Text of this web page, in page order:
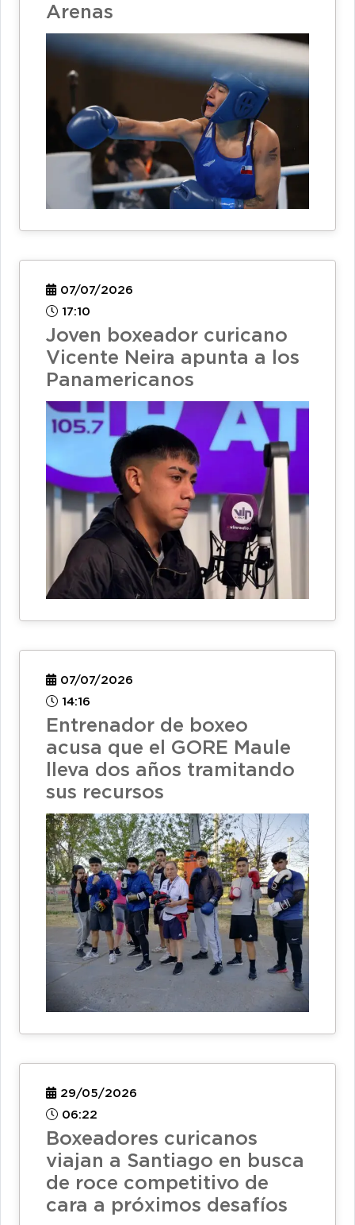
Arenas
07/07/2026
17:10
Joven boxeador curicano
Vicente Neira apunta a los
Panamericanos
07/07/2026
14:16
Entrenador de boxeo
acusa que el GORE Maule
lleva dos años tramitando
sus recursos
29/05/2026
06:22
Boxeadores curicanos
viajan a Santiago en busca
de roce competitivo de
cara a próximos desafíos